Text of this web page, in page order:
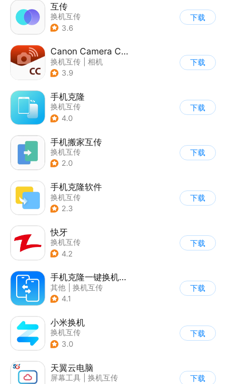
互传
换机互传
3.6
下载
Canon Camera Connect
换机互传
相机
3.9
下载
手机克隆
换机互传
4.0
下载
手机搬家互传
换机互传
2.0
下载
手机克隆软件
换机互传
2.3
下载
快牙
换机互传
4.2
下载
手机克隆一键换机助手
其他
换机互传
4.1
下载
小米换机
换机互传
3.0
下载
天翼云电脑
屏幕工具
换机互传
下载